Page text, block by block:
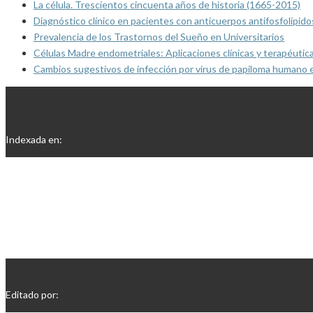
La célula. Trescientos cincuenta años de historia (1665-2015)
Diagnóstico clínico en pacientes con anticuerpos
Prevalencia de los Trastornos del Sueño en Universitarios
Células Madre endometriales: Aplicaciones clínicas y
Cambios sugestivos de infección por virus de papiloma
Indexada en:
Editado por: